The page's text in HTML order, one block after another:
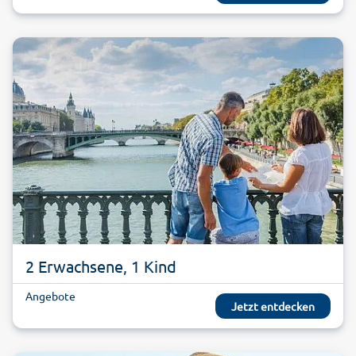
2 Erwachsene, 1 Kind
Angebote
Jetzt entdecken